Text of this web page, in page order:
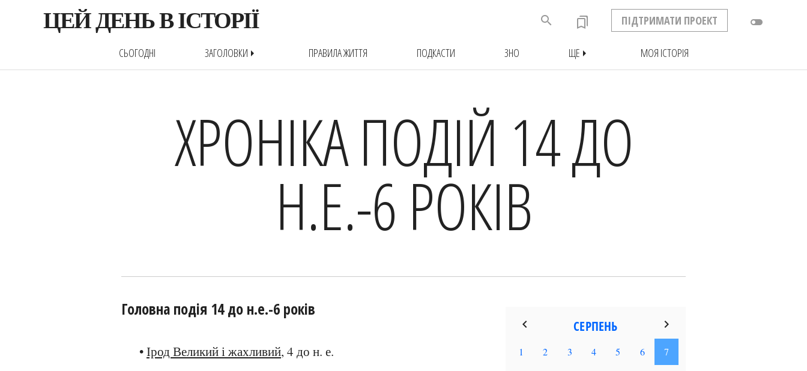
ЦЕЙ ДЕНЬ В ІСТОРІЇ toggle_off
ПІДТРИМАТИ ПРОЕКТ
bookmarks
search
СЬОГОДНІ ЗАГОЛОВКИarrow_right ПРАВИЛА ЖИТТЯ ПОДКАСТИ ЗНО ЩЕarrow_right МОЯ ІСТОРІЯ
ХРОНІКА ПОДІЙ 14 ДО
Н.Е.-6 РОКІВ
Головна подія 14 до н.е.-6 років
•Ірод Великий і жахливий, 4 до н. е.